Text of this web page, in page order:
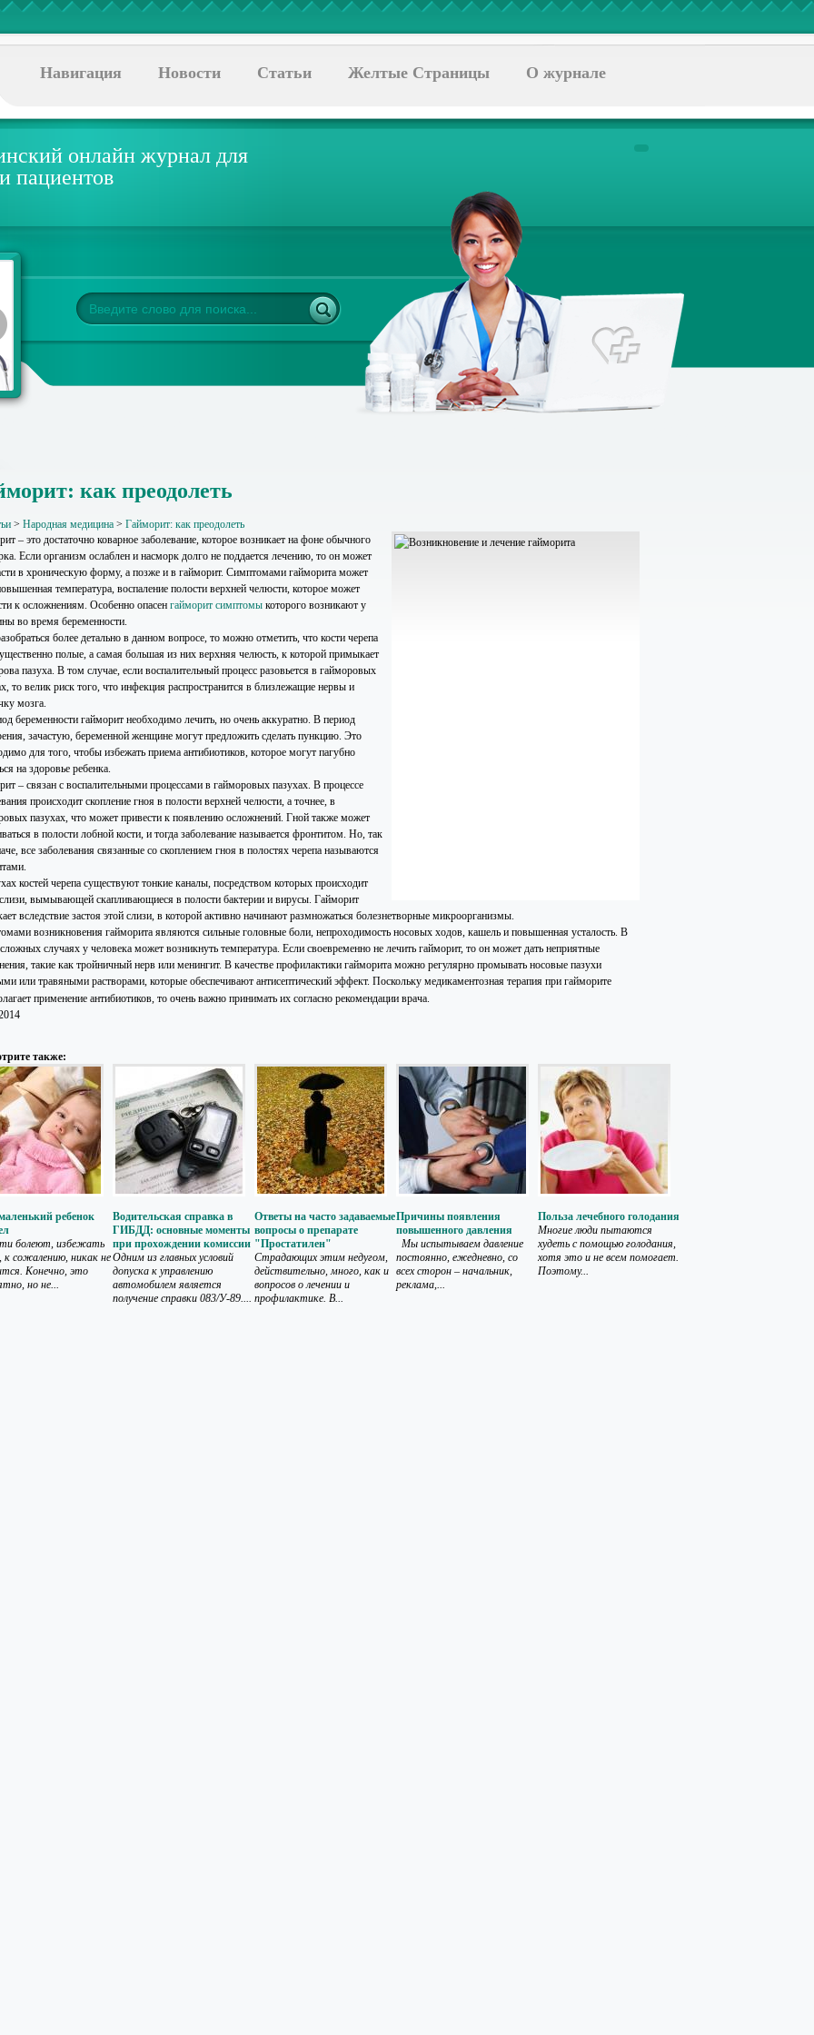
Навигация Новости Статьи Желтые Страницы О журнале
онлайн журнал для
пациентов
как преодолеть
> Народная медицина > Гайморит: как преодолеть
– это достаточно коварное заболевание, которое возникает на фоне обычного
Если организм ослаблен и насморк долго не поддается лечению, то он может
в хроническую форму, а позже и в гайморит. Симптомами гайморита может
температура, воспаление полости верхней челюсти, которое может
к осложнениям. Особенно опасен гайморит симптомы которого возникают у
во время беременности.
более детально в данном вопросе, то можно отметить, что кости черепа
полые, а самая большая из них верхняя челюсть, к которой примыкает
пазуха. В том случае, если воспалительный процесс разовьется в гайморовых
то велик риск того, что инфекция распространится в близлежащие нервы и
мозга.
беременности гайморит необходимо лечить, но очень аккуратно. В период
зачастую, беременной женщине могут предложить сделать пункцию. Это
для того, чтобы избежать приема антибиотиков, которое могут пагубно
на здоровье ребенка.
– связан с воспалительными процессами в гайморовых пазухах. В процессе
происходит скопление гноя в полости верхней челюсти, а точнее, в
пазухах, что может привести к появлению осложнений. Гной также может
в полости лобной кости, и тогда заболевание называется фронтитом. Но, так
все заболевания связанные со скоплением гноя в полостях черепа называются
костей черепа существуют тонкие каналы, посредством которых происходит
вымывающей скапливающиеся в полости бактерии и вирусы. Гайморит
вследствие застоя этой слизи, в которой активно начинают размножаться болезнетворные микроорганизмы.
возникновения гайморита являются сильные головные боли, непроходимость носовых ходов, кашель и повышенная усталость. В
случаях у человека может возникнуть температура. Если своевременно не лечить гайморит, то он может дать неприятные
такие как тройничный нерв или менингит. В качестве профилактики гайморита можно регулярно промывать носовые пазухи
или травяными растворами, которые обеспечивают антисептический эффект. Поскольку медикаментозная терапия при гайморите
применение антибиотиков, то очень важно принимать их согласно рекомендации врача.
также:
ребенок
болеют, избежать
к сожалению, никак не
Конечно, это
но не...
Водительская справка в
ГИБДД: основные моменты
при прохождении комиссии
Одним из главных условий
допуска к управлению
автомобилем является
получение справки 083/У-89....
Ответы на часто задаваемые
вопросы о препарате
"Простатилен"
Страдающих этим недугом,
действительно, много, как и
вопросов о лечении и
профилактике. В...
Причины появления
повышенного давления
Мы испытываем давление
постоянно, ежедневно, со
всех сторон – начальник,
реклама,...
Польза лечебного голодания
Многие люди пытаются
худеть с помощью голодания,
хотя это и не всем помогает.
Поэтому...